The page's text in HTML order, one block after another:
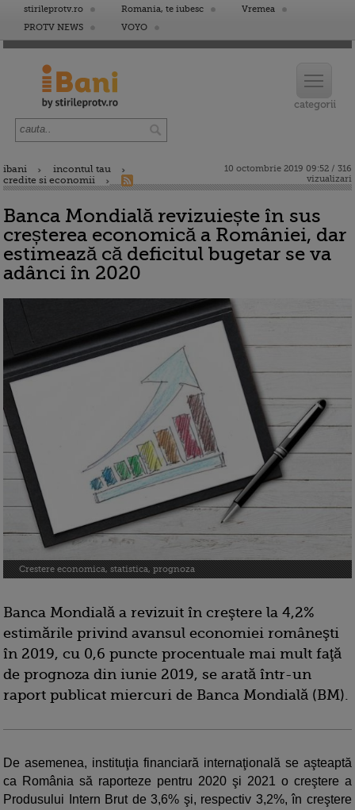
stirileprotv.ro Romania, te iubesc
Vremea
PROTV NEWS
VOYO
ibani
incontul tau
credite si economii
10 octombrie 2019 09:52 / 316
vizualizari
Banca Mondială revizuiește în sus
creșterea economică a României, dar
estimează că deficitul bugetar se va
adânci în 2020
Crestere economica, statistica, prognoza
Banca Mondială a revizuit în creştere la 4,2%
estimările privind avansul economiei româneşti
în 2019, cu 0,6 puncte procentuale mai mult faţă
de prognoza din iunie 2019, se arată într-un
raport publicat miercuri de Banca Mondială (BM).
De asemenea, instituţia financiară internaţională se aşteaptă
ca România să raporteze pentru 2020 şi 2021 o creştere a
Produsului Intern Brut de 3,6% şi, respectiv 3,2%, în creştere